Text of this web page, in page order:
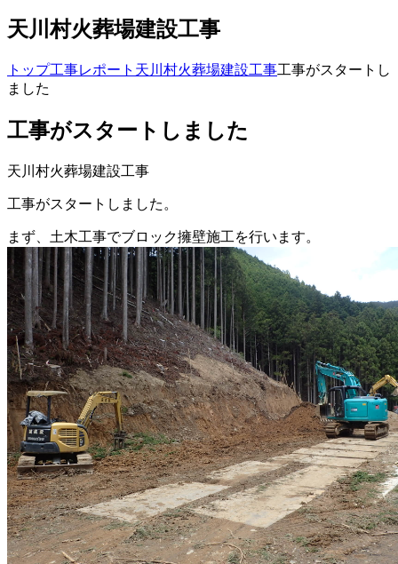
天川村火葬場建設工事
トップ工事レポート 天川村火葬場建設工事工事がスタートし
ました
工事がスタートしました
天川村火葬場建設工事
工事がスタートしました。
まず、土木工事でブロック擁壁施工を行います。